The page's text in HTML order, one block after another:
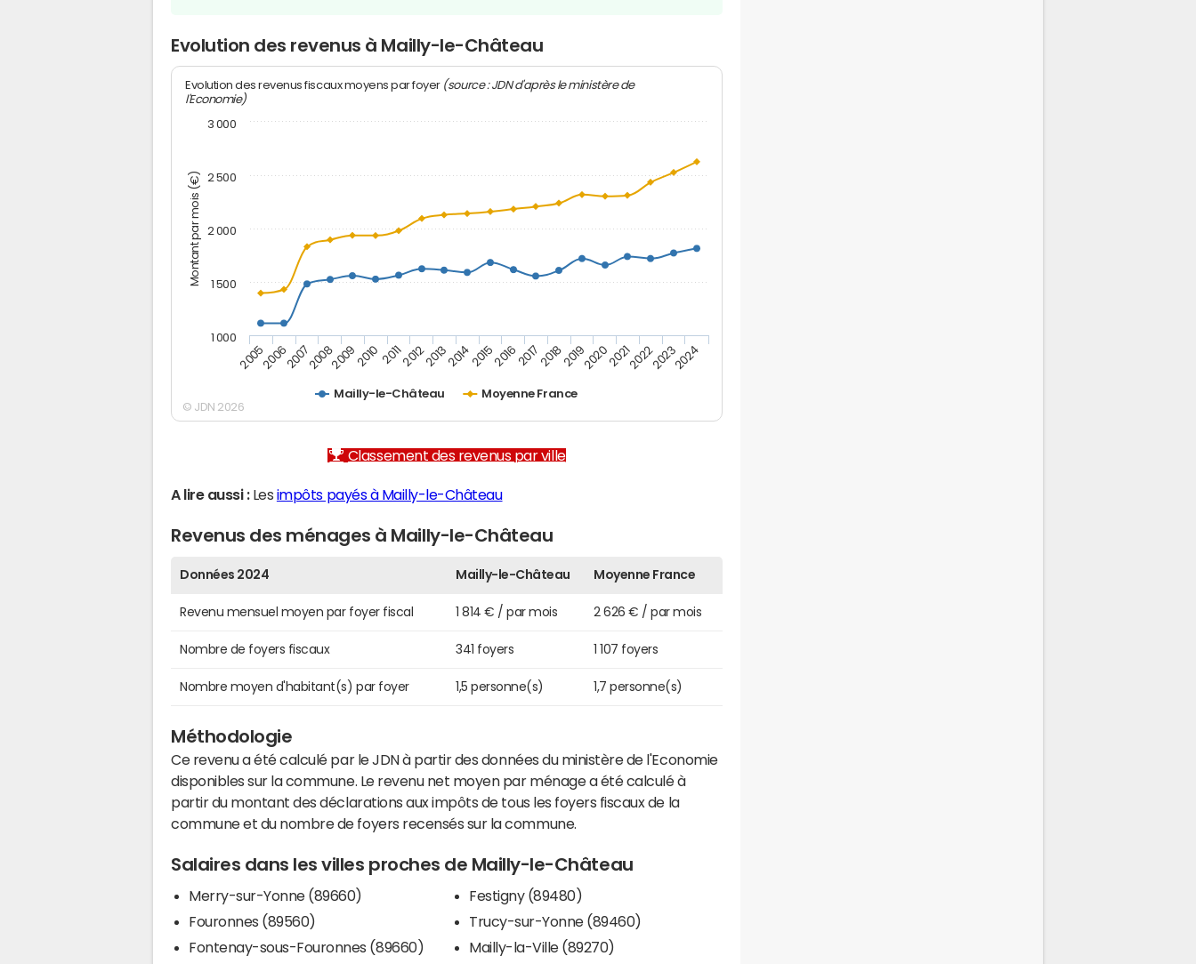
Evolution des revenus à Mailly-le-Château
Montant par mois (€)
Evolution des revenus fiscaux moyens par foyer (source : JDN d'après le ministère de
l'Economie)
Mailly-le-Château Moyenne France
200520062007200820092010 20112012201320142015201620172018201920202021202220232024
1 000
1 500
2 000
2 500
3 000
© JDN 2026
Classement des revenus par ville
A lire aussi :Les impôts payés à Mailly-le-Château
Revenus des ménages à Mailly-le-Château
Données 2024 Mailly-le-Château Moyenne France
Revenu mensuel moyen par foyer fiscal 1 814 € / par mois 2 626 € / par mois
Nombre de foyers fiscaux 341 foyers 1 107 foyers
Nombre moyen d'habitant(s) par foyer 1,5 personne(s) 1,7 personne(s)
Méthodologie
Ce revenu a été calculé par le JDN à partir des données du ministère de l'Economie
disponibles sur la commune. Le revenu net moyen par ménage a été calculé à
partir du montant des déclarations aux impôts de tous les foyers fiscaux de la
commune et du nombre de foyers recensés sur la commune.
Salaires dans les villes proches de Mailly-le-Château
Merry-sur-Yonne (89660)
Fouronnes (89560)
Fontenay-sous-Fouronnes (89660)
Festigny (89480)
Trucy-sur-Yonne (89460)
Mailly-la-Ville (89270)